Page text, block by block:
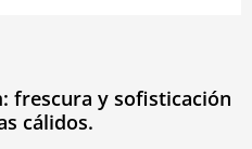
frescura y sofisticación
cálidos.